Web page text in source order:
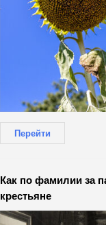
Перейти
Как по фамилии за
крестьяне